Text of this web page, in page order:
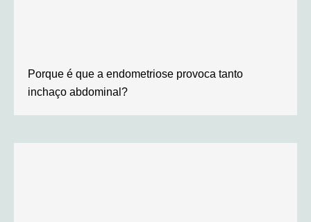
Porque é que a endometriose provoca tanto
inchaço abdominal?